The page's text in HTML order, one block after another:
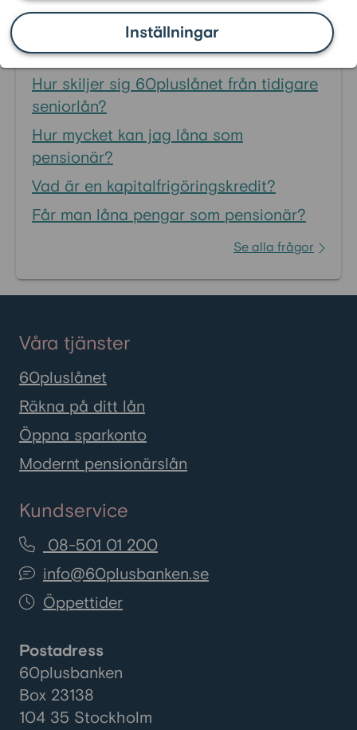
Inställningar
FAQ 60pluslånet:
Vilka kriterier finns för 60pluslånet?
Hur skiljer sig 60pluslånet från tidigare
seniorlån?
Hur mycket kan jag låna som
pensionär?
Vad är en kapitalfrigöringskredit?
Får man låna pengar som pensionär?
Se alla frågor
Våra tjänster
60pluslånet
Räkna på ditt lån
Öppna sparkonto
Modernt pensionärslån
Kundservice
08-501 01 200
info@60plusbanken.se
Öppettider
Postadress
60plusbanken
Box 23138
104 35 Stockholm